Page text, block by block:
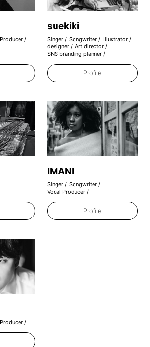
Producer
suekiki
Singer Songwriter
Illustrator
designer
Art director
SNS branding planner
Profile
IMANI
Singer
Songwriter
Vocal Producer
Profile
Producer